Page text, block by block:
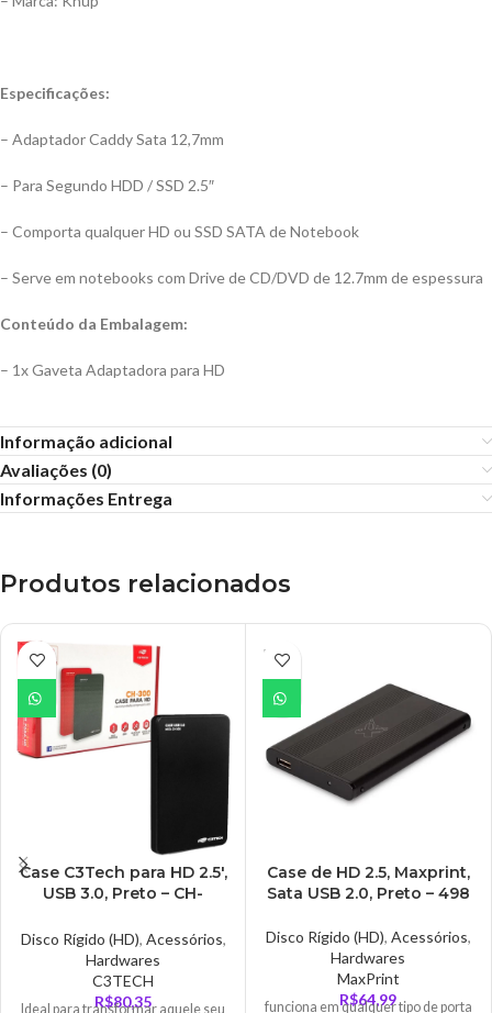
Especificações:
– Adaptador Caddy Sata 12,7mm
– Para Segundo HDD / SSD 2.5″
– Comporta qualquer HD ou SSD SATA de Notebook
– Serve em notebooks com Drive de CD/DVD de 12.7mm de espessura
Conteúdo da Embalagem:
– 1x Gaveta Adaptadora para HD
Informação adicional
Avaliações (0)
Informações Entrega
Produtos relacionados
Case C3Tech para HD 2.5′,
USB 3.0, Preto – CH-
Disco Rígido (HD), Acessórios,
Hardwares
C3TECH
R$80,35
Ideal para transformar aquele seu
ESGO
TADO
Case de HD 2.5, Maxprint,
Sata USB 2.0, Preto – 498
Disco Rígido (HD), Acessórios,
Hardwares
MaxPrint
R$64,99
funciona em qualquer tipo de porta